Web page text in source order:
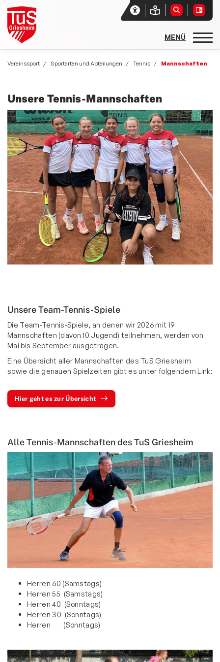
Vereinssport Sportarten und Abteilungen Tennis Mannschaften
Unsere Tennis-Mannschaften
Unsere Team-Tennis-Spiele
Die Team-Tennis-Spiele, an denen wir 2026 mit 19
Mannschaften (davon 10 Jugend) teilnehmen, werden von
Mai bis September ausgetragen.
Eine Übersicht aller Mannschaften des TuS Griesheim
sowie die genauen Spielzeiten gibt es unter folgendem Link:
Hier geht es zur Übersicht
Alle Tennis-Mannschaften des TuS Griesheim
Herren 60 (Samstags)
Herren 55 (Samstags)
Herren 40 (Sonntags)
Herren 30 (Sonntags)
Herren (Sonntags)
Aktuelles
Vereinssport
Sport- und Freizeitangebote
Sportarten und Abteilungen
allgemeine Angebote
Basketball
Rehasport
Bewegt und Kunterbunt
Budo
Carneval
Faustball
Fußball
Handball
Ski & Wandern
Schwimmen
Sportkegeln
Tanzsport
Tennis
Verein
Ansprechpartner
Mannschaften
Tennisschule
Platzbuchung